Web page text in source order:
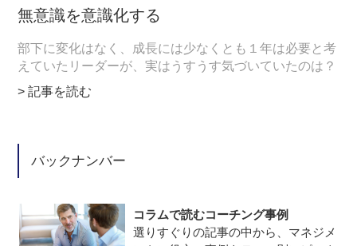
無意識を意識化する
部下に変化はなく、成長には少なくとも１年は必要と考
えていたリーダーが、実はうすうす気づいていたのは？
> 記事を読む
バックナンバー
コラムで読むコーチング事例
選りすぐりの記事の中から、マネジメ